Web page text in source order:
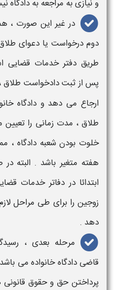
و نیازی به مراجعه به دادگاه
در غیر این صورت ،
دوم درخواست یا دعوای
طریق دفتر خدمات
پس از ثبت دادخواست طلاق
ارجاع می دهد و دادگاه
طلاق، مدت زمانی را
خلوت بودن شعبه دادگاه ،
هفته متغیر باشد . البته
ابتدائا در دفاتر خدمات
زوجین را برای طی مراحل
دهد .
مرحله بعدی ،
قاضی دادگاه خانواده می
پرداختن حق و حقوق